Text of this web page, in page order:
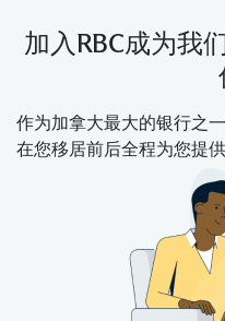
加入RBC成为我
作为加拿大最大的银行之
在您移居前后全程为您提供